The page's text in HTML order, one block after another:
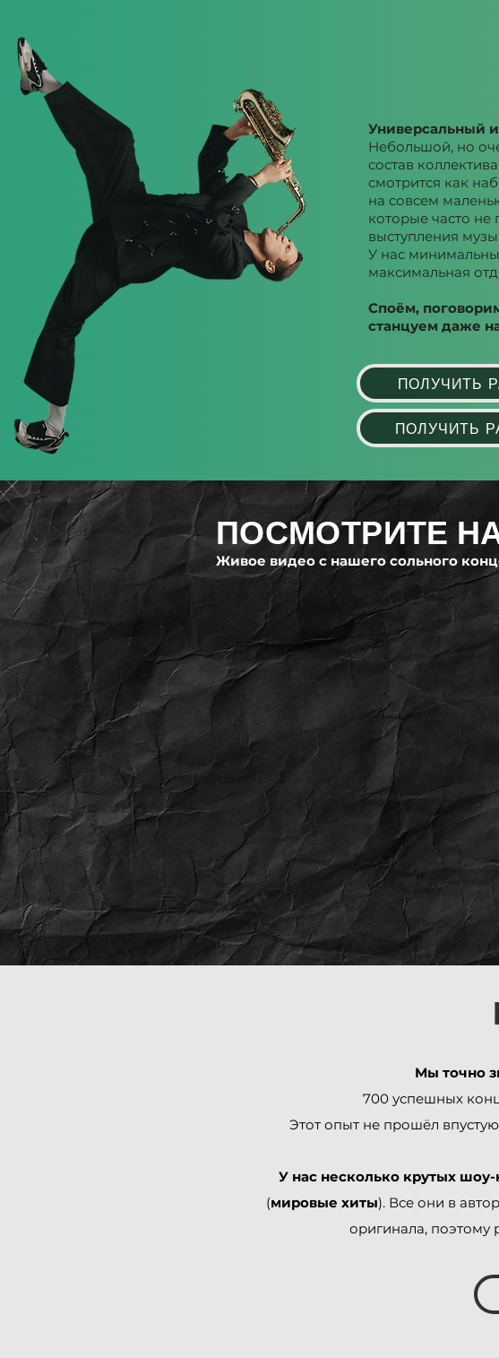
Универсальный
Небольшой, но
состав
смотрится как
на совсем
которые часто
выступления
У нас
максимальная
Споём,
станцуем даже
ПОЛУЧИТЬ
ПОЛУЧИТЬ
ПОСМОТРИТЕ
Живое видео с нашего сольного
Мы точно
700 успешных
Этот опыт не прошёл
У нас несколько крутых шоу-
(мировые хиты). Все они в
оригинала, поэтому